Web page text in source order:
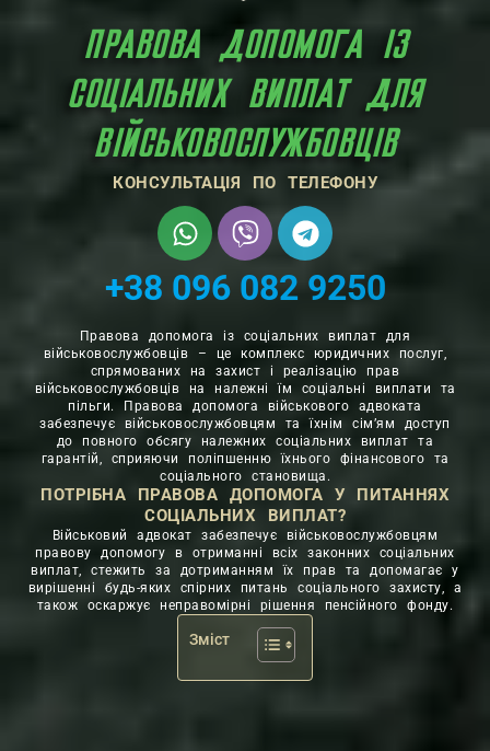
ПРАВОВА ДОПОМОГА ІЗ
СОЦІАЛЬНИХ ВИПЛАТ ДЛЯ
ВІЙСЬКОВОСЛУЖБОВЦІВ
КОНСУЛЬТАЦІЯ ПО ТЕЛЕФОНУ
+38 096 082 9250
Правова допомога із соціальних виплат для
військовослужбовців – це комплекс юридичних послуг,
спрямованих на захист і реалізацію прав
військовослужбовців на належні їм соціальні виплати та
пільги. Правова допомога військового адвоката
забезпечує військовослужбовцям та їхнім сім’ям доступ
до повного обсягу належних соціальних виплат та
гарантій, сприяючи поліпшенню їхнього фінансового та
соціального становища.
ПОТРІБНА ПРАВОВА ДОПОМОГА У ПИТАННЯХ
СОЦІАЛЬНИХ ВИПЛАТ?
Військовий адвокат забезпечує військовослужбовцям
правову допомогу в отриманні всіх законних соціальних
виплат, стежить за дотриманням їх прав та допомагає у
вирішенні будь-яких спірних питань соціального захисту, а
також оскаржує неправомірні рішення пенсійного фонду.
Зміст